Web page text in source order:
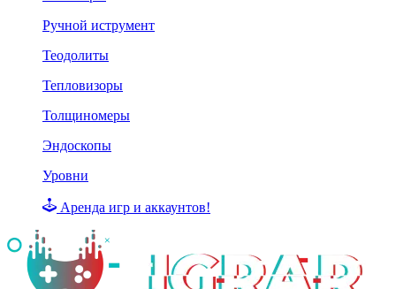
Ручной иструмент
Теодолиты
Тепловизоры
Толщиномеры
Эндоскопы
Уровни
Аренда игр и аккаунтов!